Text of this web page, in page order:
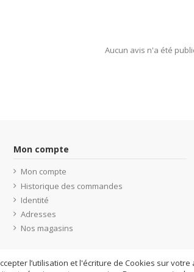
Aucun avis n'a été
Mon compte
Mon compte
Historique des commandes
Identité
Adresses
Nos magasins
l’utilisation et l'écriture de Cookies sur